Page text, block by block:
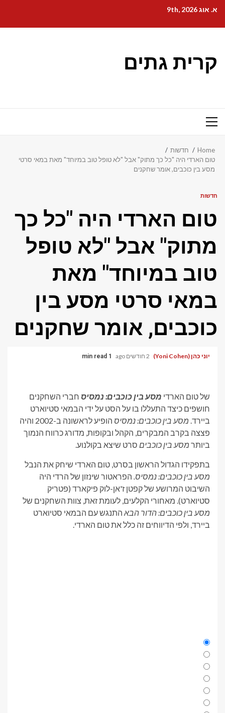
content
א. אוג 9th, 2026
קרית גתים
Primary
Home
חדשות
טום הארדי היה "כל כך מתוק" אבל "לא טופל טוב במיוחד" מאת במאי סרטי
מסע בין כוכבים, אומר שחקנים
חדשות
טום הארדי היה "כל כך
מתוק" אבל "לא טופל
טוב במיוחד" מאת
במאי סרטי מסע בין
כוכבים, אומר שחקנים
יוני כהן (Yoni Cohen) 2 חודשים ago 1 min read
של טום הארדי מסע בין כוכבים: נמסיס חברי השחקנים
חושפים כיצד התעללו בו על הסט על ידי הבמאי סטיוארט
ביירד. מסע בין כוכבים: נמסיס
הופיע לראשונה ב-2002 והיה
פצצה בקרב המבקרים, הקהל ובקופות, מדורג כרווח הנמוך
ביותר מסע בין כוכבים סרט שיצא בקולנוע.
בתפקידו הגדול הראשון בסרט, טום הארדי שיחק את הנבל
מסע בין כוכבים: נמסיס. הפראטור שינזון של הרדי היה
השיבוט המרושע של קפטן ז'אן-לוק פיקארד (פטריק
סטיוארט). מאחורי הקלעים, לעומת זאת, צוות השחקנים של
מסע בין כוכבים: הדור הבא התנגש עם הבמאי סטיוארט
ביירד, ולפי הדיווחים זה כלל את טום הארדי.